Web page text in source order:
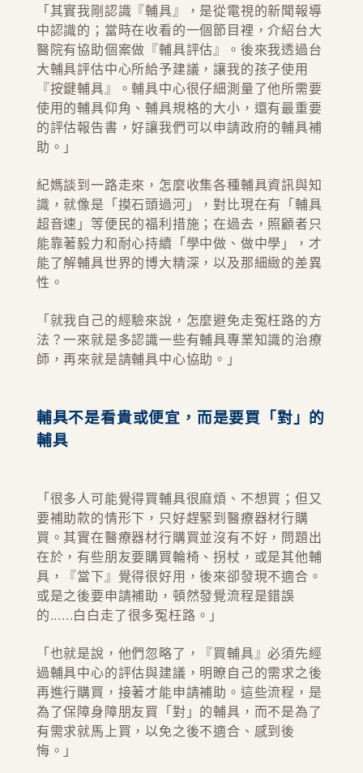
「其實我剛認識『輔具』，是從電視的新聞報導
中認識的；當時在收看的一個節目裡，介紹台大
醫院有協助個案做『輔具評估』。後來我透過台
大輔具評估中心所給予建議，讓我的孩子使用
『按鍵輔具』。輔具中心很仔細測量了他所需要
使用的輔具仰角、輔具規格的大小，還有最重要
的評估報告書，好讓我們可以申請政府的輔具補
助。」
紀媽談到一路走來，怎麼收集各種輔具資訊與知
識，就像是「摸石頭過河」，對比現在有「輔具
超音速」等便民的福利措施；在過去，照顧者只
能靠著毅力和耐心持續「學中做、做中學」，才
能了解輔具世界的博大精深，以及那細緻的差異
性。
「就我自己的經驗來說，怎麼避免走冤枉路的方
法？一來就是多認識一些有輔具專業知識的治療
師，再來就是請輔具中心協助。」
輔具不是看貴或便宜，而是要買「對」的
輔具
「很多人可能覺得買輔具很麻煩、不想買；但又
要補助款的情形下，只好趕緊到醫療器材行購
買。其實在醫療器材行購買並沒有不好，問題出
在於，有些朋友要購買輪椅、拐杖，或是其他輔
具，『當下』覺得很好用，後來卻發現不適合。
或是之後要申請補助，頓然發覺流程是錯誤
的......白白走了很多冤枉路。」
「也就是說，他們忽略了，『買輔具』必須先經
過輔具中心的評估與建議，明瞭自己的需求之後
再進行購買，接著才能申請補助。這些流程，是
為了保障身障朋友買「對」的輔具，而不是為了
有需求就馬上買，以免之後不適合、感到後
悔。」